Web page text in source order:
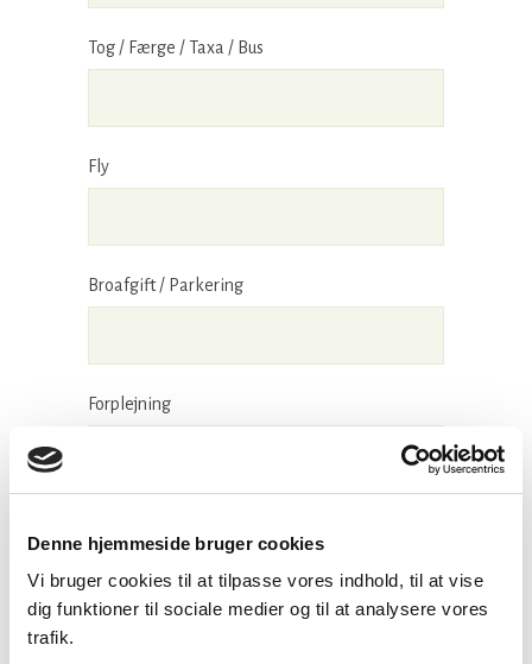
Denne hjemmeside bruger cookies
Vi bruger cookies til at tilpasse vores indhold, til at vise
dig funktioner til sociale medier og til at analysere vores
trafik.
Tog / Færge / Taxa / Bus
Fly
Broafgift / Parkering
Forplejning